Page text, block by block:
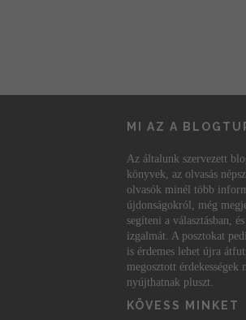
MI AZ A
Az általunk szervezett
könyvek, az olvasás
olvasók minél több
újdonságokról, még
segíteni a választásban,
izgalmát. A posztokat
is érdemes lehet újra
megosztott érdekességek
nyújthatnak pluszt.
KÖVESS MINKET